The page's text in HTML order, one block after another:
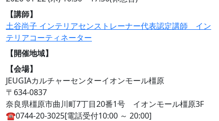
【講師】
土谷尚子 インテリアセンストレーナー代表認定講師 イン
テリアコーティネーター
【開催地域】
【会場】
JEUGIAカルチャーセンターイオンモール橿原
〒634-0837
奈良県橿原市曲川町7丁目20番1号 イオンモール橿原3F
☎︎0744-20-3025[電話受付10:00 ～ 20:00]